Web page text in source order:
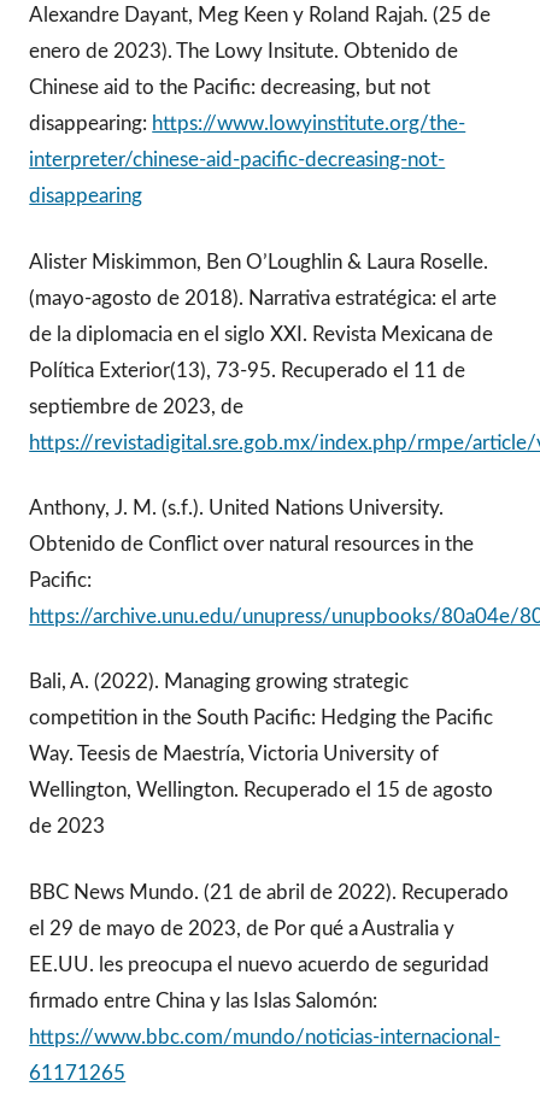
Alexandre Dayant, Meg Keen y Roland Rajah. (25 de
enero de 2023). The Lowy Insitute. Obtenido de
Chinese aid to the Pacific: decreasing, but not
disappearing: https://www.lowyinstitute.org/the-
interpreter/chinese-aid-pacific-decreasing-not-
disappearing
Alister Miskimmon, Ben O’Loughlin & Laura Roselle.
(mayo-agosto de 2018). Narrativa estratégica: el arte
de la diplomacia en el siglo XXI. Revista Mexicana de
Política Exterior(13), 73-95. Recuperado el 11 de
septiembre de 2023, de
https://revistadigital.sre.gob.mx/index.php/rmpe/
Anthony, J. M. (s.f.). United Nations University.
Obtenido de Conflict over natural resources in the
Pacific:
https://archive.unu.edu/unupress/unupbooks/80a04e/
Bali, A. (2022). Managing growing strategic
competition in the South Pacific: Hedging the Pacific
Way. Teesis de Maestría, Victoria University of
Wellington, Wellington. Recuperado el 15 de agosto
de 2023
BBC News Mundo. (21 de abril de 2022). Recuperado
el 29 de mayo de 2023, de Por qué a Australia y
EE.UU. les preocupa el nuevo acuerdo de seguridad
firmado entre China y las Islas Salomón:
https://www.bbc.com/mundo/noticias-internacional-
61171265